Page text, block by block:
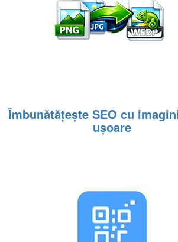
Îmbunătățește SEO cu
ușoare